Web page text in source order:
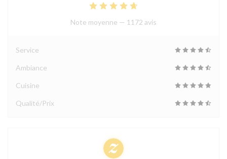
Note moyenne — 1172 avis
Service
Ambiance
Cuisine
Qualité/Prix